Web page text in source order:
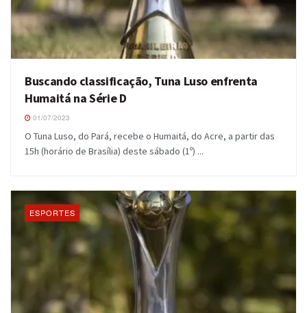
Buscando classificação, Tuna Luso enfrenta
Humaitá na Série D
01/07/2023
O Tuna Luso, do Pará, recebe o Humaitá, do Acre, a partir das
15h (horário de Brasília) deste sábado (1º) ...
ESPORTES